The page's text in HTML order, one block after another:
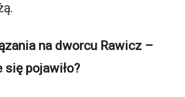
na dworcu Rawicz –
się pojawiło?